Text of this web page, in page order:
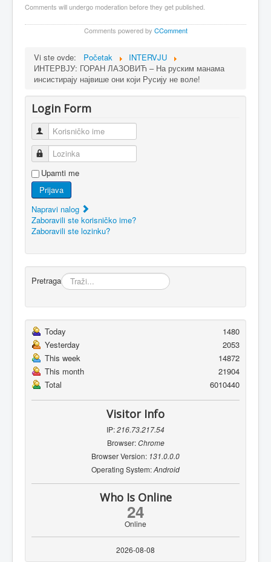
Comments will undergo moderation before they get published.
Comments powered by CComment
Vi ste ovde: Početak
INTERVJU
ИНТЕРВЈУ: ГОРАН ЛАЗОВИЋ – На руским манама
инсистирају највише они који Русију не воле!
Login Form
Korisničko ime
Lozinka
Upamti me
Prijava
Napravi nalog
Zaboravili ste korisničko ime?
Zaboravili ste lozinku?
Pretraga
Today
1480
Yesterday
2053
This week
14872
This month
21904
Total
6010440
Visitor Info
IP:216.73.217.54
Browser:Chrome
Browser Version: 131.0.0.0
Operating System:Android
Who Is Online
24
Online
2026-08-08